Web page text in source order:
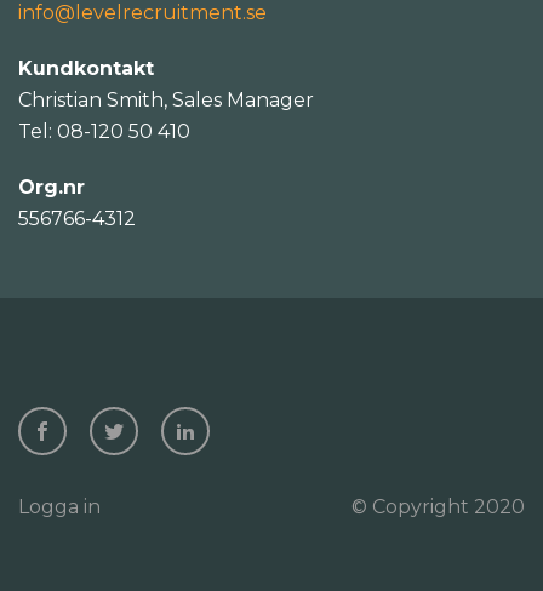
info@levelrecruitment.se
Kundkontakt
Christian Smith, Sales Manager
Tel: 08-120 50 410
Org.nr
556766-4312
Logga in © Copyright 2020